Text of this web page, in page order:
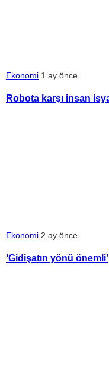
Ekonomi 1 ay önce
Robota karşı insan
Ekonomi 2 ay önce
‘Gidişatın yönü önemli’